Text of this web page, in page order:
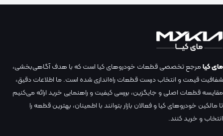
مای کیامرجع تخصصی قطعات خودروهای کیا است که با هدف آگاهی‌بخشی،
شفافیت قیمت و انتخاب درست قطعات راه‌اندازی شده است. ما اطلاعات دقیق،
مقایسه قطعات اصلی و جایگزین، بررسی کیفیت و راهنمایی خرید ارائه می‌کنیم
تا مالکین خودروهای کیا و فعالان بازار بتوانند با اطمینان، بهترین قطعه را
انتخاب و خرید کنند.